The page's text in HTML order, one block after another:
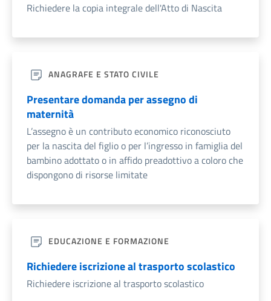
Richiedere la copia integrale dell'Atto di Nascita
ANAGRAFE E STATO CIVILE
Presentare domanda per assegno di
maternità
L’assegno è un contributo economico riconosciuto
per la nascita del figlio o per l’ingresso in famiglia del
bambino adottato o in affido preadottivo a coloro che
dispongono di risorse limitate
EDUCAZIONE E FORMAZIONE
Richiedere iscrizione al trasporto scolastico
Richiedere iscrizione al trasporto scolastico